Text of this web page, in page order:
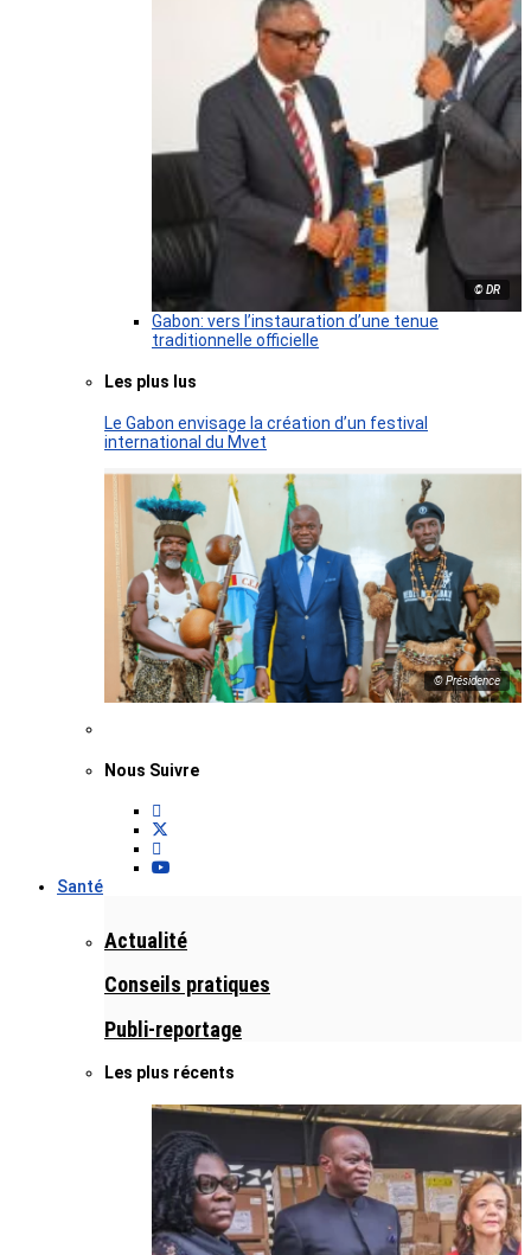
© DR
Gabon: vers l’instauration d’une tenue
traditionnelle officielle
Les plus lus
Le Gabon envisage la création d’un festival
international du Mvet
© Présidence
Nous Suivre
Santé
Actualité
Conseils pratiques
Publi-reportage
Les plus récents